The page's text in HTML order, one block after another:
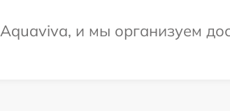
и мы организуем